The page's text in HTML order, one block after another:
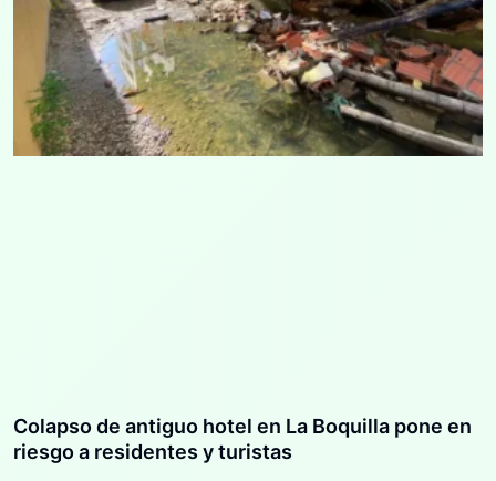
Colapso de antiguo hotel en La Boquilla pone en
riesgo a residentes y turistas